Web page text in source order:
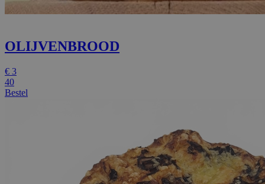
OLIJVENBROOD
€ 3
40
Bestel